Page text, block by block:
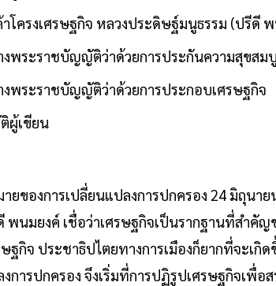
าโครงเศรษฐกิจ หลวงประดิษฐ์มนูธรรม (ปรีดี
งพระราชบัญญัติว่าด้วยการประกันความสุขส
งพระราชบัญญัติว่าด้วยการประกอบเศรษฐกิจ
ผู้เขียน
ยของการเปลี่ยนแปลงการปกครอง 24 มิถุนาย
พนมยงค์ เชื่อว่าเศรษฐกิจเป็นรากฐานที่สำคั
ฐกิจ ประชาธิปไตยทางการเมืองก็ยากที่จะเ
การปกครอง จึงเริ่มที่การปฏิรูปเศรษฐกิจเพื่อ